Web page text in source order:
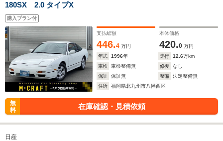
180SX 2.0 タイプX
購入プラン付
支払総額
446.4 万円
本体価格
420.0 万円
年式
1996年 走行 12.6万km
車検
車検整備無 修復
なし
保証
保証無 整備
法定整備無
住所
福岡県北九州市八幡西区
無
料
在庫確認・見積依頼
日産